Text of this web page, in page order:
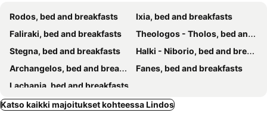
Rodos, bed and breakfasts
Ixia, bed and breakfasts
Faliraki, bed and breakfasts
Theologos - Tholos, bed and breakfasts
Stegna, bed and breakfasts
Halki - Niborio, bed and breakfasts
Archangelos, bed and breakfasts
Fanes, bed and breakfasts
Lachania, bed and breakfasts
Katso kaikki majoitukset kohteessa Lindos